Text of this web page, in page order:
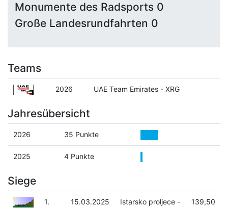
Monumente des Radsports 0
Große Landesrundfahrten 0
Teams
2026 UAE Team Emirates - XRG
Jahresübersicht
2026 35 Punkte
2025 4 Punkte
Siege
1. 15.03.2025
Istarsko proljece -
139,50